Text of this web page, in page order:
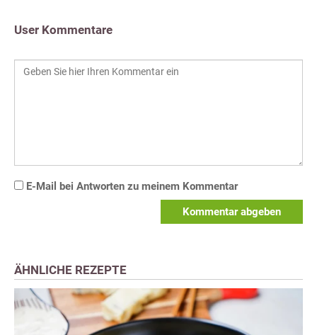
User Kommentare
E-Mail bei Antworten zu meinem Kommentar
Kommentar abgeben
ÄHNLICHE REZEPTE